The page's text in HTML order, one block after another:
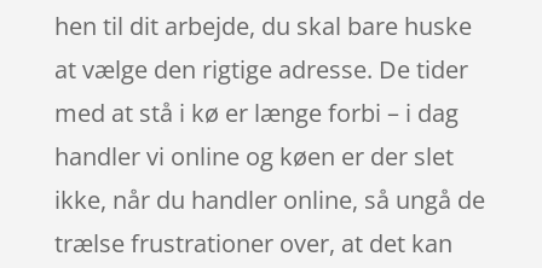
hen til dit arbejde, du skal bare huske
at vælge den rigtige adresse. De tider
med at stå i kø er længe forbi – i dag
handler vi online og køen er der slet
ikke, når du handler online, så ungå de
trælse frustrationer over, at det kan